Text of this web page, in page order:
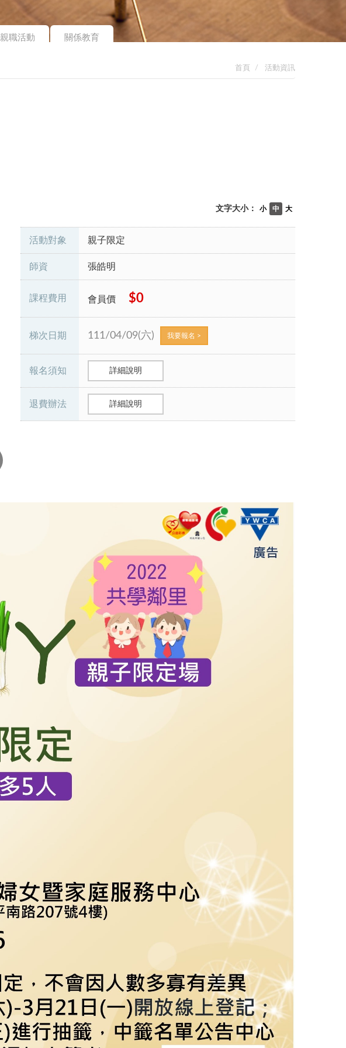
親職活動 關係教育
首頁 活動資訊
大
中
小
文字大小：
活動對象 親子限定
師資 張皓明
課程費用 會員價 $0
梯次日期 111/04/09(六) 我要報名 >
報名須知 詳細說明
退費辦法 詳細說明